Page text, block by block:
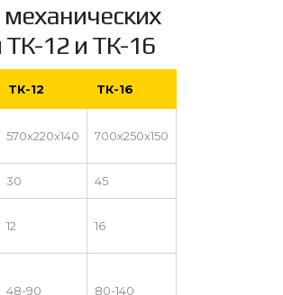
12 и ТК-16
ТК-12 ТК-16
570х220х140 700х250х150
30 45
12 16
48-90 80-140